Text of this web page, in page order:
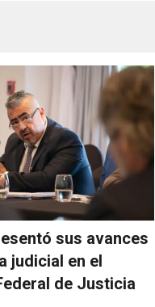
sus avances
judicial en el
de Justicia